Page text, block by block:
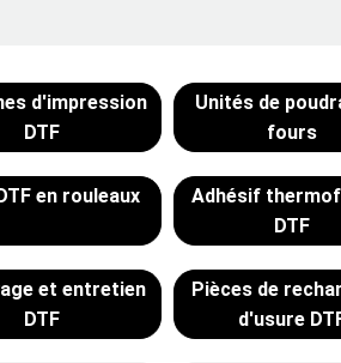
d'impression
DTF
Unités de
fours
en rouleaux
Adhésif
DTF
et entretien
DTF
Pièces de
d'usure